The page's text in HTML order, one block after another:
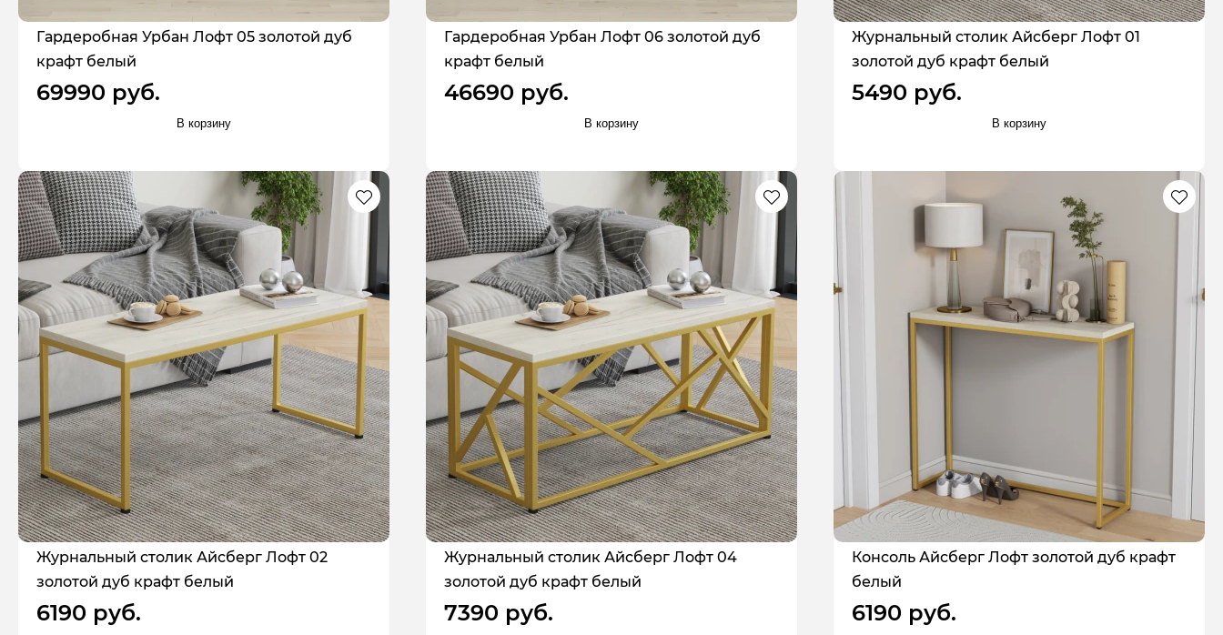
Гардеробная Урбан Лофт 05 золотой дуб
крафт белый
69990 руб.
В корзину
Гардеробная Урбан Лофт 06 золотой дуб
крафт белый
46690 руб.
В корзину
Журнальный столик Айсберг Лофт 01
золотой дуб крафт белый
5490 руб.
В корзину
Журнальный столик Айсберг Лофт 02
золотой дуб крафт белый
6190 руб.
Журнальный столик Айсберг Лофт 04
золотой дуб крафт белый
7390 руб.
Консоль Айсберг Лофт золотой дуб крафт
белый
6190 руб.